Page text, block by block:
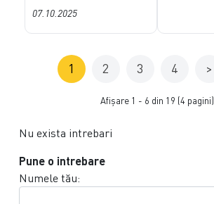
07.10.2025
1 2 3 4 >
Afişare 1 - 6 din 19 (4 pagini)
Nu exista intrebari
Pune o intrebare
Numele tău: